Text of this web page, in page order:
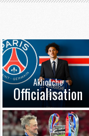
Akliouche
Officialisation